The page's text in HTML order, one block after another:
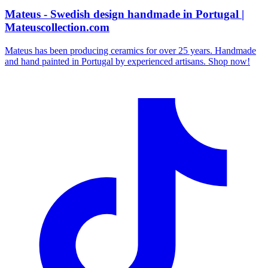
Mateus - Swedish design handmade in Portugal |
Mateuscollection.com
Mateus has been producing ceramics for over 25 years. Handmade
and hand painted in Portugal by experienced artisans. Shop now!